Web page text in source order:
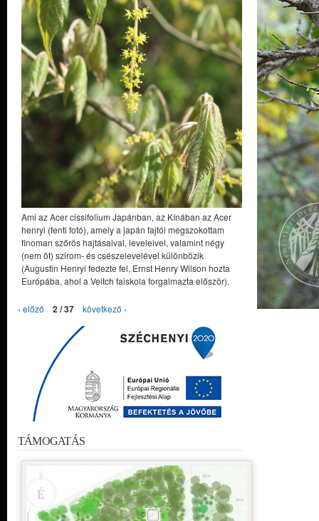
Ami az Acer cissifolium Japánban, az Kínában az Acer
henryi (fenti fotó), amely a japán fajtól megszokottam
finoman szőrös hajtásaival, leveleivel, valamint négy
(nem öt) szirom- és csészelevelével különbözik
(Augustin Henryi fedezte fel, Ernst Henry Wilson hozta
Európába, ahol a Veitch faiskola forgalmazta először).
‹ előző 2 / 37 következő ›
TÁMOGATÁS